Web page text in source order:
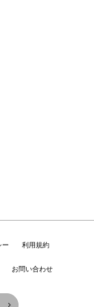
ー 利用規約
お問い合わせ